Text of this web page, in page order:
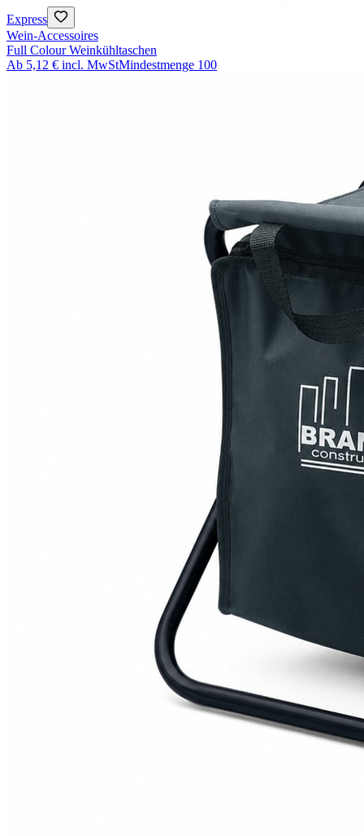
Express
Wein-Accessoires
Full Colour Weinkühltaschen
Ab 5,12 € incl. MwStMindestmenge 100